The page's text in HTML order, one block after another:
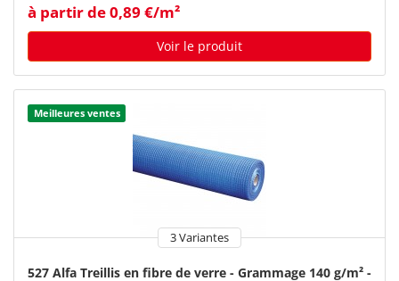
à partir de 0,89 €/m²
Voir le produit
Meilleures ventes
3 Variantes
527 Alfa Treillis en fibre de verre - Grammage 140 g/m² -